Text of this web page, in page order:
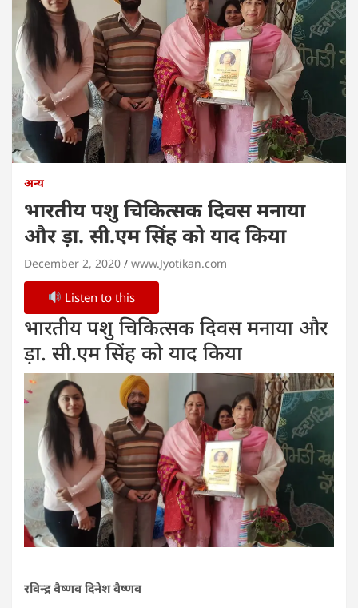
अन्य
भारतीय पशु चिकित्सक दिवस मनाया
और ड़ा. सी.एम सिंह को याद किया
December 2, 2020 www.Jyotikan.com
Listen to this
भारतीय पशु चिकित्सक दिवस मनाया और
ड़ा. सी.एम सिंह को याद किया
रविन्द्र वैष्णव दिनेश वैष्णव